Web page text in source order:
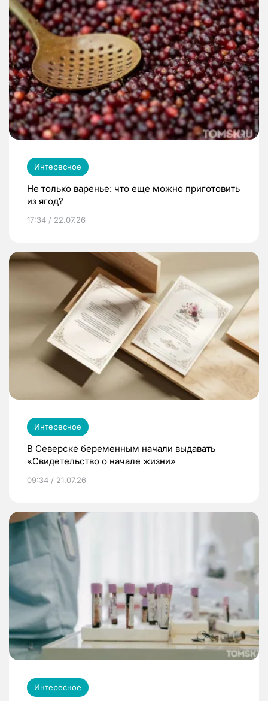
Интересное
Не только варенье: что еще можно приготовить
из ягод?
17:34 / 22.07.26
Интересное
В Северске беременным начали выдавать
«Свидетельство о начале жизни»
09:34 / 21.07.26
Интересное